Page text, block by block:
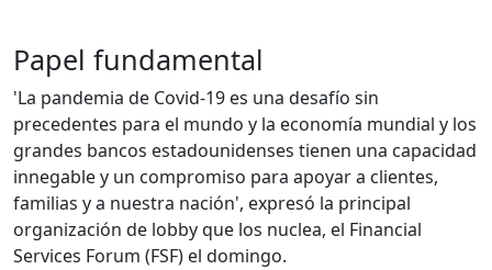
Papel fundamental
'La pandemia de Covid-19 es una desafío sin
precedentes para el mundo y la economía mundial y los
grandes bancos estadounidenses tienen una capacidad
innegable y un compromiso para apoyar a clientes,
familias y a nuestra nación', expresó la principal
organización de lobby que los nuclea, el Financial
Services Forum (FSF) el domingo.